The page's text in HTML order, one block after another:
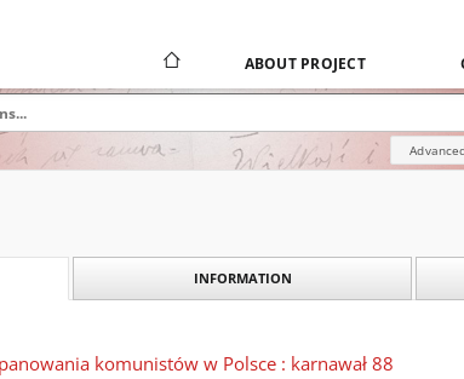
ABOUT PROJECT
INFORMATION
komunistów w Polsce : karnawał 88